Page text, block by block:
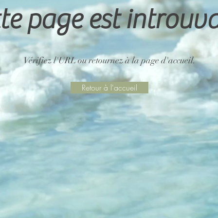
page est
Vérifiez l'URL ou retournez à la page d'accueil.
Retour à l'accueil